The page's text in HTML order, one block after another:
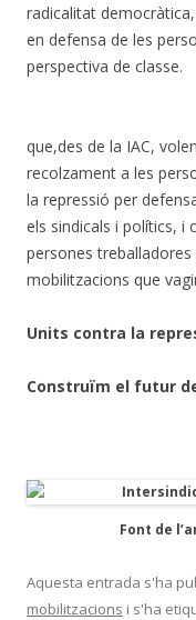
radicalitat
en defensa de les
perspectiva de classe.
que,des de la IAC,
recolzament a les
la repressió per
els sindicals i polítics, i
persones
mobilitzacions que
Units contra la
Construïm el futur
Font de
Aquesta entrada s'ha
mobilitzacions i s'ha